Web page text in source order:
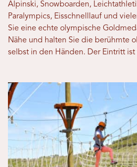
Alpinski, Snowboarden,
Paralympics, Eisschnelllauf und
Sie eine echte olympische
Nähe und halten Sie die berühmte
selbst in den Händen. Der Eintritt ist